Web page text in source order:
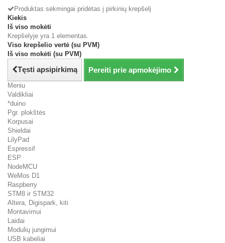
Produktas sėkmingai pridėtas į pirkinių krepšelį
Kiekis
Iš viso mokėti
Krepšelyje yra 1 elementas.
Viso krepšelio vertė (su PVM)
Iš viso mokėti (su PVM)
Tęsti apsipirkimą Pereiti prie apmokėjimo
Meniu
Valdikliai
*duino
Pgr. plokštės
Korpusai
Shieldai
LilyPad
Espressif
ESP
NodeMCU
WeMos D1
Raspberry
STM8 ir STM32
Altera, Digispark, kiti
Montavimui
Laidai
Modulių jungimui
USB kabeliai